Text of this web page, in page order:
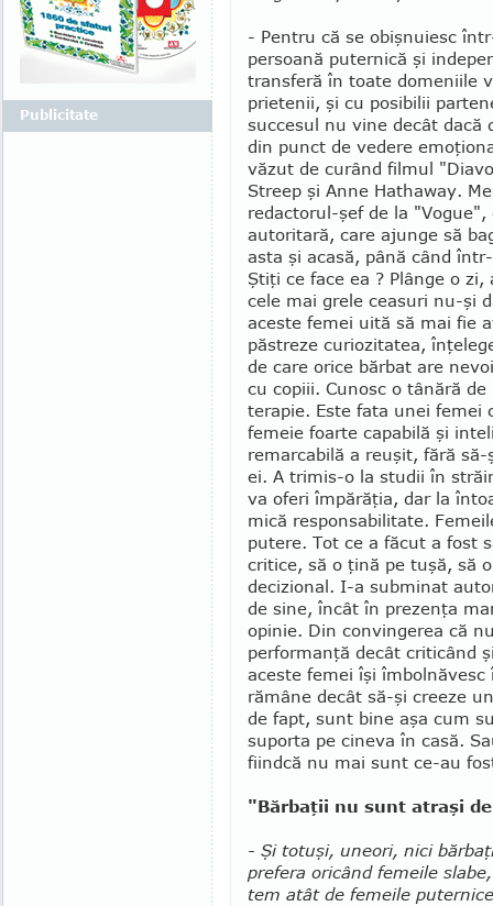
- Pentru că se obişnuiesc
persoană puternică şi
transferă în toate do­meniile
prie­tenii, şi cu posibilii
succesul nu vine decât dacă
din punct de ve­dere
văzut de curând filmul
Streep şi Anne Hathaway.
redactorul-şef de la
autoritară, care ajunge să
asta şi acasă, până când
Ştiţi ce face ea ? Plânge o
cele mai grele ceasuri nu-şi
aceste femei uită să mai fie
păstreze cu­riozitatea,
de care orice bărbat are
cu copiii. Cunosc o tânără
terapie. Este fata unei
femeie foarte capabilă şi
remarcabilă a reuşit, fără
ei. A tri­mis-o la studii în
va oferi împărăţia, dar la
mică responsa­bilitate.
putere. Tot ce a făcut a fost
critice, să o ţină pe tuşă, să
decizional. I-a subminat
de sine, încât în prezenţa
opinie. Din con­vin­gerea că
perfor­manţă decât criticând
aceste femei îşi
rămâne decât să-şi creeze
de fapt, sunt bine aşa cum
suporta pe cineva în casă.
fiindcă nu mai sunt ce-au
"Bărbaţii nu sunt atraşi
- Şi totuşi, uneori, nici
prefera oricând femeile
tem atât de fe­meile
Publicitate